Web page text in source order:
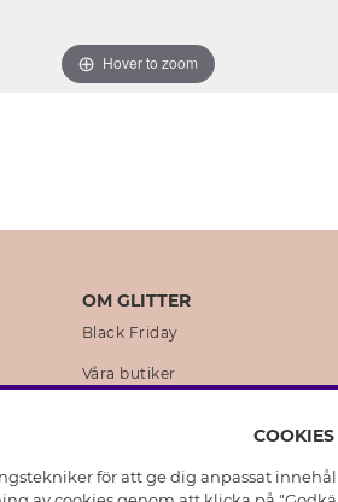
Hover to zoom
OM GLITTER
Black Friday
Våra butiker
Hållbarhet
för att ge dig anpassat